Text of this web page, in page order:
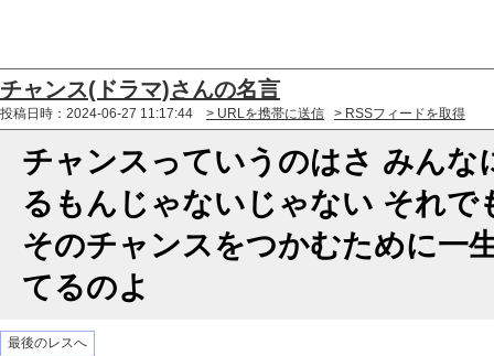
チャンス(ドラマ)さんの名言
投稿日時：2024-06-27 11:17:44 > URLを携帯に送信 > RSSフィードを取得
チャンスっていうのはさ みんな
るもんじゃないじゃない それで
そのチャンスをつかむために一
てるのよ
最後のレスへ